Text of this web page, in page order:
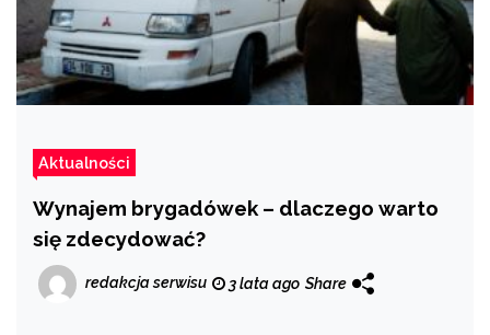
Aktualności
Wynajem brygadówek – dlaczego warto
się zdecydować?
redakcja serwisu 3 lata ago Share